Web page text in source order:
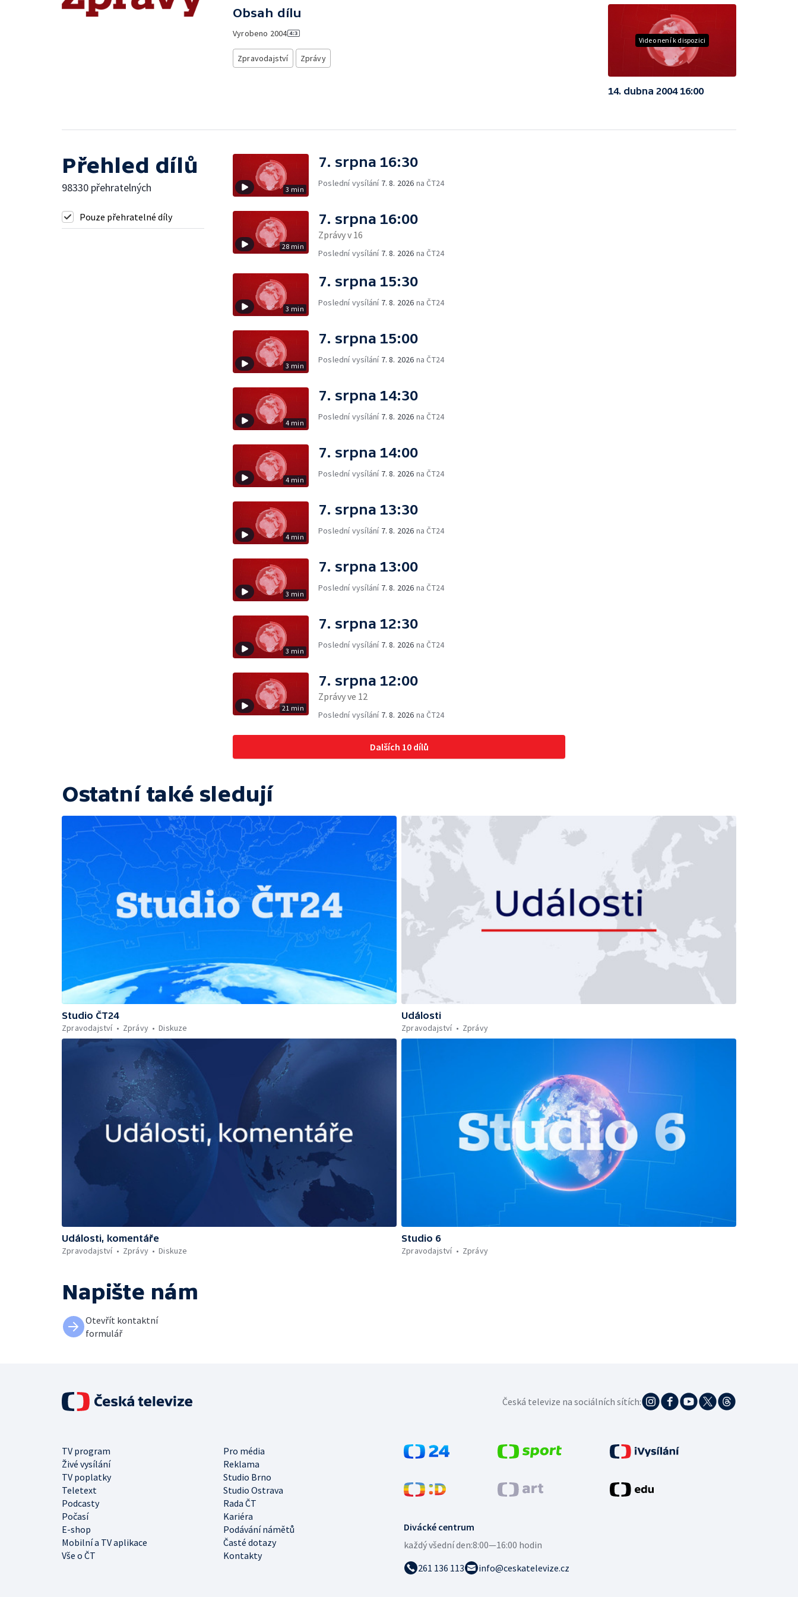
Obsah dílu
Vyrobeno 2004
Zpravodajství Zprávy
Video není k dispozici
14. dubna 2004 16:00
Přehled dílů
98330 přehratelných
Pouze přehratelné díly
3 min
7. srpna 16:30
Poslední vysílání 7. 8. 2026 na ČT24
28 min
7. srpna 16:00
Zprávy v 16
Poslední vysílání 7. 8. 2026 na ČT24
3 min
7. srpna 15:30
Poslední vysílání 7. 8. 2026 na ČT24
3 min
7. srpna 15:00
Poslední vysílání 7. 8. 2026 na ČT24
4 min
7. srpna 14:30
Poslední vysílání 7. 8. 2026 na ČT24
4 min
7. srpna 14:00
Poslední vysílání 7. 8. 2026 na ČT24
4 min
7. srpna 13:30
Poslední vysílání 7. 8. 2026 na ČT24
3 min
7. srpna 13:00
Poslední vysílání 7. 8. 2026 na ČT24
3 min
7. srpna 12:30
Poslední vysílání 7. 8. 2026 na ČT24
21 min
7. srpna 12:00
Zprávy ve 12
Poslední vysílání 7. 8. 2026 na ČT24
Dalších 10 dílů
Ostatní také sledují
Studio ČT24
Zpravodajství
Zprávy Diskuze
Události
Zpravodajství
Zprávy
Události, komentáře
Zpravodajství
Zprávy Diskuze
Studio 6
Zpravodajství
Zprávy
Napište nám
Otevřít kontaktní
formulář
Divácké centrum
každý všední den:8:00—16:00 hodin
261 136 113
info@ceskatelevize.cz
TV program
Pro média
Živé vysílání
Reklama
TV poplatky
Studio Brno
Teletext
Studio Ostrava
Podcasty
Rada ČT
Počasí
Kariéra
E-shop
Podávání námětů
Mobilní a TV aplikace
Časté dotazy
Vše o ČT
Kontakty
Česká televize na sociálních sítích: